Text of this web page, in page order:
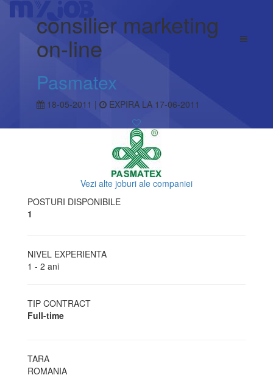
consilier marketing
on-line
Pasmatex
18-05-2011 | EXPIRA LA 17-06-2011
Vezi alte joburi ale companiei
POSTURI DISPONIBILE
1
NIVEL EXPERIENTA
1 - 2 ani
TIP CONTRACT
Full-time
TARA
ROMANIA